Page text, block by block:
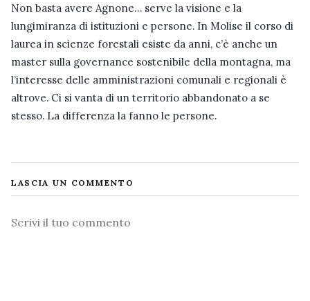
Non basta avere Agnone… serve la visione e la
lungimiranza di istituzioni e persone. In Molise il corso di
laurea in scienze forestali esiste da anni, c’è anche un
master sulla governance sostenibile della montagna, ma
l’interesse delle amministrazioni comunali e regionali è
altrove. Ci si vanta di un territorio abbandonato a se
stesso. La differenza la fanno le persone.
LASCIA UN COMMENTO
Commento